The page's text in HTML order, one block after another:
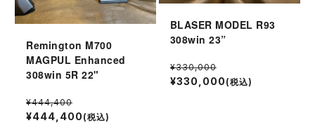
Remington M700
MAGPUL Enhanced
308win 5R 22"
¥444,400
¥444,400 (税込)
BLASER MODEL R93
308win 23”
¥330,000
¥330,000 (税込)